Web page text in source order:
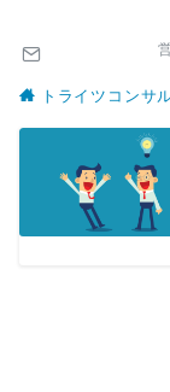
トライツコンサ